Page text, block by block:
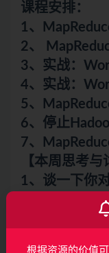
课程安排：
1、
2、
3、实战：
4、实战：
5、
6、停止
7、
【本周思考与
1、谈一下你
性能为什么这
2、如何开发
根据资源的价值